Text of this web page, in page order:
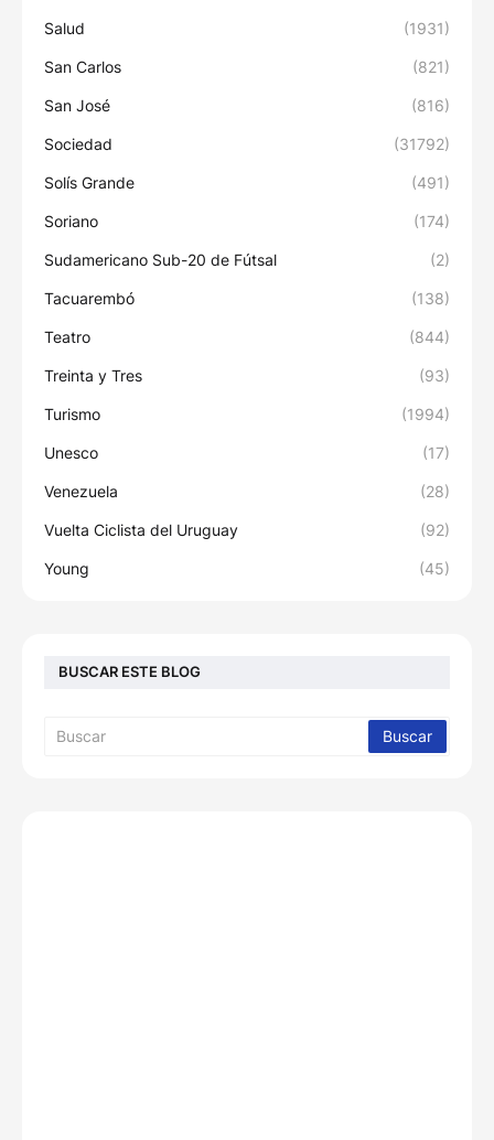
Salud (1931)
San Carlos (821)
San José (816)
Sociedad (31792)
Solís Grande (491)
Soriano (174)
Sudamericano Sub-20 de Fútsal (2)
Tacuarembó (138)
Teatro (844)
Treinta y Tres (93)
Turismo (1994)
Unesco (17)
Venezuela (28)
Vuelta Ciclista del Uruguay (92)
Young (45)
BUSCAR ESTE BLOG